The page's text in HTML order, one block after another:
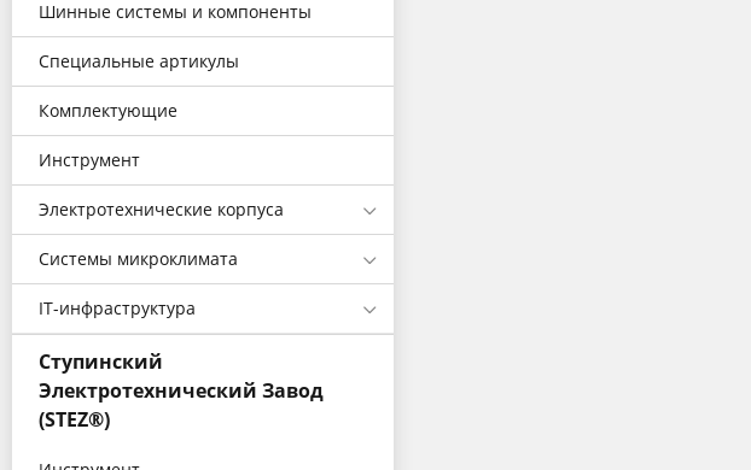
Шинные системы и компоненты
Специальные артикулы
Комплектующие
Инструмент
Электротехнические корпуса
Системы микроклимата
IT-инфраструктура
Ступинский
Электротехнический Завод
(STEZ®)